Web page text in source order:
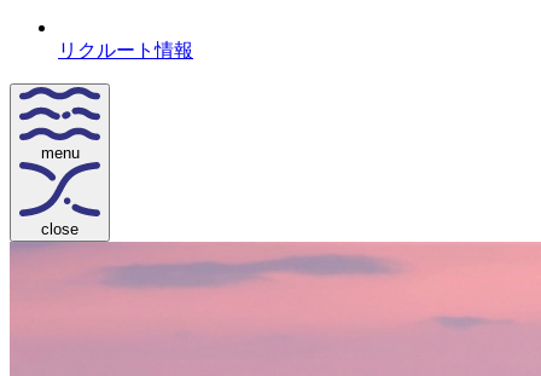
リクルート情報
menu
close